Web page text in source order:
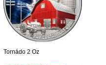
Tornádo 2 Oz